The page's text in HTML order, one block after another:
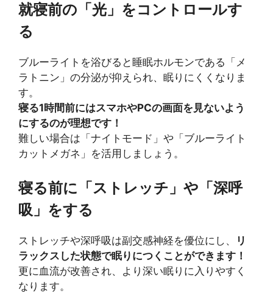
就寝前の「光」をコントロールす
る
ブルーライトを浴びると睡眠ホルモンである「メ
ラトニン」の分泌が抑えられ、眠りにくくなりま
す。
寝る1時間前にはスマホやPCの画面を見ないよう
にするのが理想です！
難しい場合は「ナイトモード」や「ブルーライト
カットメガネ」を活用しましょう。
寝る前に「ストレッチ」や「深呼
吸」をする
ストレッチや深呼吸は副交感神経を優位にし、
リ
ラックスした状態で眠りにつくことができます！
更に血流が改善され、より深い眠りに入りやすく
なります。